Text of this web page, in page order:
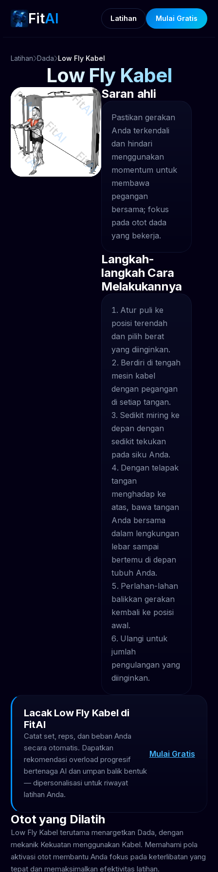
FitAI Latihan Mulai Gratis
Latihan Dada Low Fly Kabel
Low Fly Kabel
Saran ahli
Pastikan gerakan
Anda terkendali
dan hindari
menggunakan
momentum untuk
membawa
pegangan
bersama; fokus
pada otot dada
yang bekerja.
Langkah-
langkah Cara
Melakukannya
Atur puli ke
posisi terendah
dan pilih berat
yang diinginkan.
Berdiri di tengah
mesin kabel
dengan pegangan
di setiap tangan.
Sedikit miring ke
depan dengan
sedikit tekukan
pada siku Anda.
Dengan telapak
tangan
menghadap ke
atas, bawa tangan
Anda bersama
dalam lengkungan
lebar sampai
bertemu di depan
tubuh Anda.
Perlahan-lahan
balikkan gerakan
kembali ke posisi
awal.
Ulangi untuk
jumlah
pengulangan yang
diinginkan.
Lacak Low Fly Kabel di
FitAI
Catat set, reps, dan beban Anda
secara otomatis. Dapatkan
rekomendasi overload progresif
bertenaga AI dan umpan balik bentuk
— dipersonalisasi untuk riwayat
latihan Anda.
Mulai Gratis
Otot yang Dilatih
Low Fly Kabel terutama menargetkan Dada, dengan
mekanik Kekuatan menggunakan Kabel. Memahami pola
aktivasi otot membantu Anda fokus pada keterlibatan yang
tepat dan memaksimalkan efektivitas latihan.